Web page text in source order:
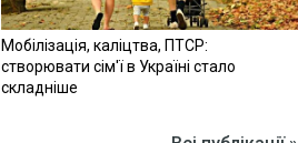
Мобілізація, каліцтва, ПТСР:
створювати сім'ї в Україні стало
складніше